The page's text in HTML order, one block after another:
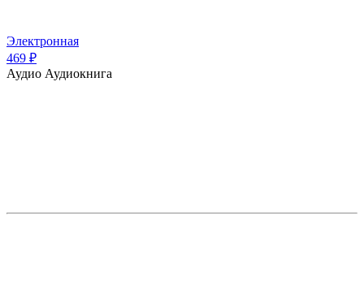
Электронная
469 ₽
Аудио Аудиокнига